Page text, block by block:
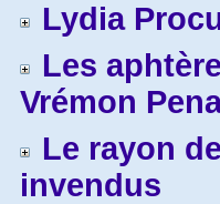
Lydia
Les
Vrémon
Le rayon
invendus